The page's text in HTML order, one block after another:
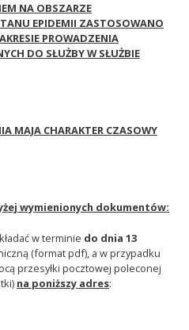
NA OBSZARZE
EPIDEMII ZASTOSOWANO
PROWADZENIA
DO SŁUŻBY W SŁUŻBIE
MAJA CHARAKTER CZASOWY
wymienionych dokumentów:
w terminie do dnia 13
(format pdf), a w przypadku
przesyłki pocztowej poleconej
na poniższy adres: